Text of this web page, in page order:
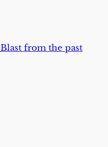
Blast from the past